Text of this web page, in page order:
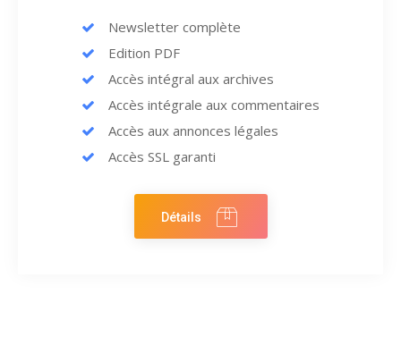
Newsletter complète
Edition PDF
Accès intégral aux archives
Accès intégrale aux commentaires
Accès aux annonces légales
Accès SSL garanti
Détails